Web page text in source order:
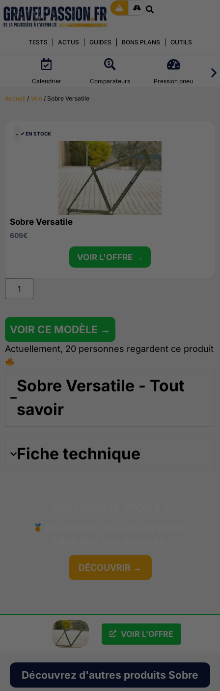
TESTS ACTUS GUIDES BONS PLANS OUTILS
Calendrier Comparateurs Pression pneu
Accueil / Vélo / Sobre Versatile
VOIR CE MODÈLE →
Actuellement, 20 personnes regardent ce produit
Sobre Versatile - Tout
savoir
Fiche technique
DÉCOUVRIR →
GRATUIT
- ✔︎ EN STOCK
Sobre Versatile
609€
VOIR L'OFFRE →
VOIR L'OFFRE
Découvrez d'autres produits Sobre